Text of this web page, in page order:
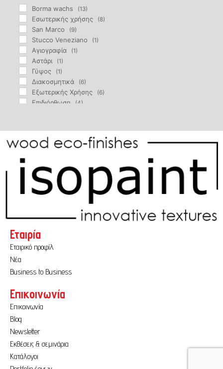
Borma wachs (13)
Eσωτερικής χρήσης (8)
San Marco (9)
Stucco Veneziano (1)
Αγιογραφία (1)
Αστάρι (1)
Γύψος (1)
Διακοσμητικά (6)
Εξωτερικής Χρήσης (6)
Επιδιόρθωση (4)
Θερμομονωτικά (1)
Κόλλα
Ξυλόστοκος (3)
Πατητή Μαρμαροκονία (2)
Σοβάς
Εταιρία
Εταιρικό προφίλ
Νέα
Business to Business
Επικοινωνία
Επικοινωνία
Blog
Newsletter
Εκθέσεις & σεμινάρια
Κατάλογοι